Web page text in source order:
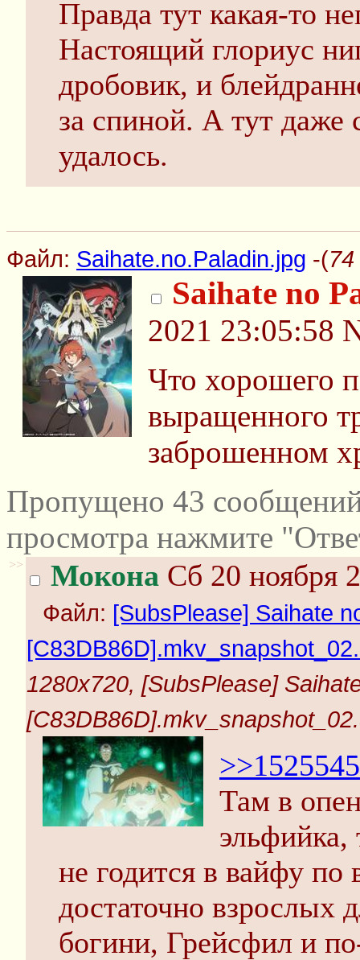
Правда тут какая-то
Настоящий глориус
дробовик, и
за спиной. А тут даже
удалось.
Файл: Saihate.no.Paladin.jpg -(
Saihate no
2021 23:05:58
Что хорошего
выращенного
заброшенном
Пропущено 43
просмотра нажмите
>> Мокона Сб 20 ноября
Файл: [SubsPlease] Saihate
1280x720, [SubsPlease]
>>1525545
Там в
эльфийка,
не годится в вайфу по
достаточно взрослых
богини, Грейсфил и